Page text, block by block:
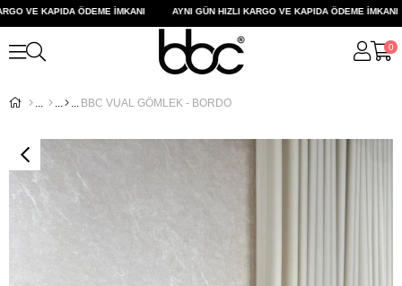
VE KAPIDA ÖDEME İMKANI AYNI GÜN HIZLI KARGO VE KAPIDA ÖDEME İMKANI
0
BBC VUAL GÖMLEK - BORDO